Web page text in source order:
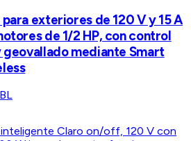
exteriores de 120 V y 15 A
de 1/2 HP, con control
mediante Smart